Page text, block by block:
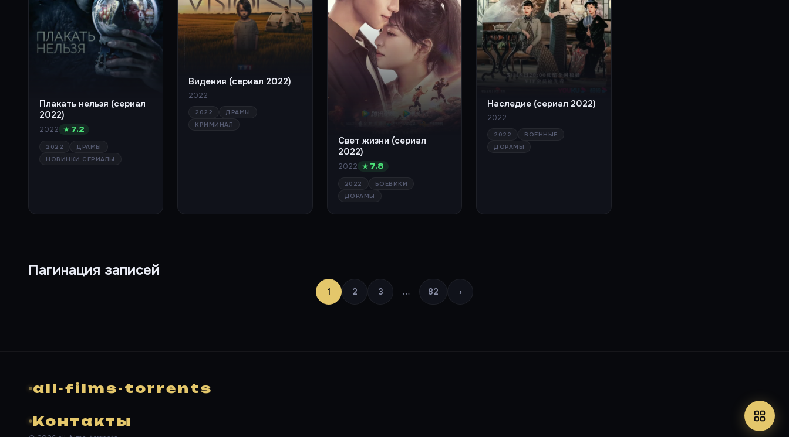
Плакать нельзя (сериал
2022)
2022 ★ 7.2
2022
ДРАМЫ
НОВИНКИ СЕРИАЛЫ
Видения (сериал 2022)
2022
2022
ДРАМЫ
КРИМИНАЛ
Свет жизни (сериал
2022)
2022 ★ 7.8
2022
БОЕВИКИ
ДОРАМЫ
Наследие (сериал 2022)
2022
2022
ВОЕННЫЕ
ДОРАМЫ
Пагинация записей
1 2 3 … 82 ›
all-films-torrents
Контакты